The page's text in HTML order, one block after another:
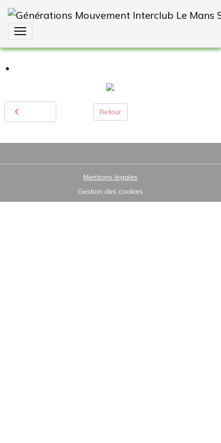
.
Retour
Mentions légales
Gestion des cookies